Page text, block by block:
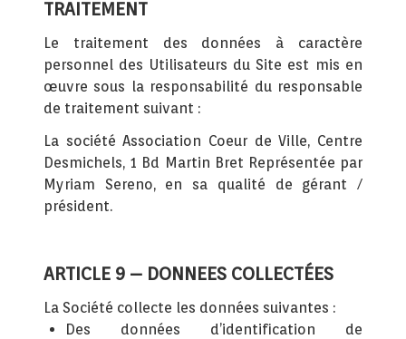
TRAITEMENT
Le traitement des données à caractère
personnel des Utilisateurs du Site est mis en
œuvre sous la responsabilité du responsable
de traitement suivant :
La société Association Coeur de Ville, Centre
Desmichels, 1 Bd Martin Bret Représentée par
Myriam Sereno, en sa qualité de gérant /
président.
ARTICLE 9 – DONNEES COLLECTÉES
La Société collecte les données suivantes :
Des données d’identification de